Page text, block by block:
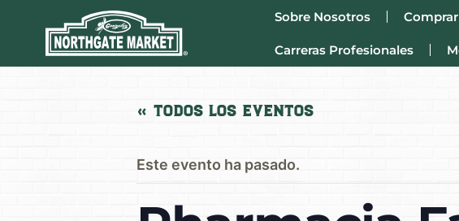
Sobre Nosotros Comprar
Carreras Profesionales
« Todos los Eventos
Este evento ha pasado.